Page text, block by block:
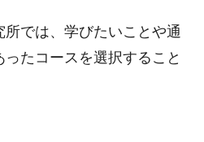
では、学びたいことや通
たコースを選択すること